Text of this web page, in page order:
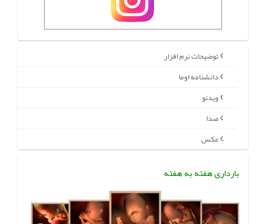
توضیحات نرم افزار
دانشنامه اوما
ویدئو
صدا
عکس
بارداری هفته به هفته